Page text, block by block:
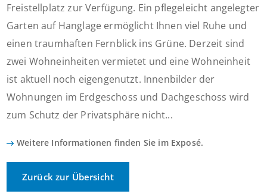
Freistellplatz zur Verfügung. Ein pflegeleicht angelegter
Garten auf Hanglage ermöglicht Ihnen viel Ruhe und
einen traumhaften Fernblick ins Grüne. Derzeit sind
zwei Wohneinheiten vermietet und eine Wohneinheit
ist aktuell noch eigengenutzt. Innenbilder der
Wohnungen im Erdgeschoss und Dachgeschoss wird
zum Schutz der Privatsphäre nicht...
Weitere Informationen finden Sie im Exposé.
Zurück zur Übersicht